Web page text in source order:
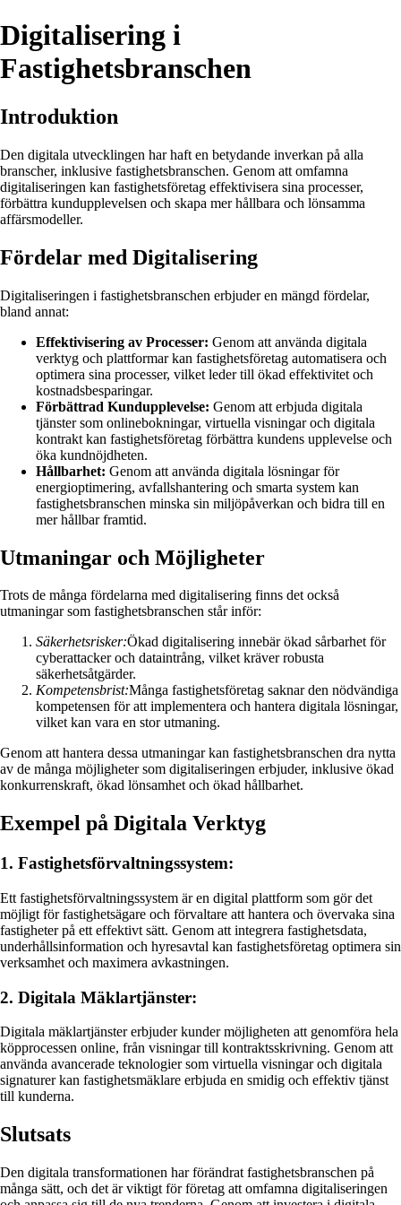
Digitalisering i
Fastighetsbranschen
Introduktion
Den digitala utvecklingen har haft en betydande inverkan på alla
branscher, inklusive fastighetsbranschen. Genom att omfamna
digitaliseringen kan fastighetsföretag effektivisera sina processer,
förbättra kundupplevelsen och skapa mer hållbara och lönsamma
affärsmodeller.
Fördelar med Digitalisering
Digitaliseringen i fastighetsbranschen erbjuder en mängd fördelar,
bland annat:
Effektivisering av Processer: Genom att använda digitala
verktyg och plattformar kan fastighetsföretag automatisera och
optimera sina processer, vilket leder till ökad effektivitet och
kostnadsbesparingar.
Förbättrad Kundupplevelse: Genom att erbjuda digitala
tjänster som onlinebokningar, virtuella visningar och digitala
kontrakt kan fastighetsföretag förbättra kundens upplevelse och
öka kundnöjdheten.
Hållbarhet: Genom att använda digitala lösningar för
energioptimering, avfallshantering och smarta system kan
fastighetsbranschen minska sin miljöpåverkan och bidra till en
mer hållbar framtid.
Utmaningar och Möjligheter
Trots de många fördelarna med digitalisering finns det också
utmaningar som fastighetsbranschen står inför:
Säkerhetsrisker:Ökad digitalisering innebär ökad sårbarhet för
cyberattacker och dataintrång, vilket kräver robusta
säkerhetsåtgärder.
Kompetensbrist:Många fastighetsföretag saknar den nödvändiga
kompetensen för att implementera och hantera digitala lösningar,
vilket kan vara en stor utmaning.
Genom att hantera dessa utmaningar kan fastighetsbranschen dra nytta
av de många möjligheter som digitaliseringen erbjuder, inklusive ökad
konkurrenskraft, ökad lönsamhet och ökad hållbarhet.
Exempel på Digitala Verktyg
1. Fastighetsförvaltningssystem:
Ett fastighetsförvaltningssystem är en digital plattform som gör det
möjligt för fastighetsägare och förvaltare att hantera och övervaka sina
fastigheter på ett effektivt sätt. Genom att integrera fastighetsdata,
underhållsinformation och hyresavtal kan fastighetsföretag optimera sin
verksamhet och maximera avkastningen.
2. Digitala Mäklartjänster:
Digitala mäklartjänster erbjuder kunder möjligheten att genomföra hela
köpprocessen online, från visningar till kontraktsskrivning. Genom att
använda avancerade teknologier som virtuella visningar och digitala
signaturer kan fastighetsmäklare erbjuda en smidig och effektiv tjänst
till kunderna.
Slutsats
Den digitala transformationen har förändrat fastighetsbranschen på
många sätt, och det är viktigt för företag att omfamna digitaliseringen